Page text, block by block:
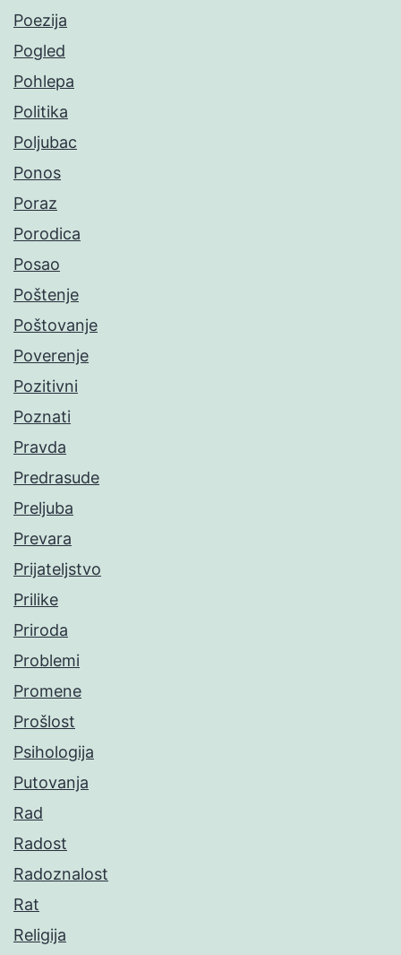
Poezija
Pogled
Pohlepa
Politika
Poljubac
Ponos
Poraz
Porodica
Posao
Poštenje
Poštovanje
Poverenje
Pozitivni
Poznati
Pravda
Predrasude
Preljuba
Prevara
Prijateljstvo
Prilike
Priroda
Problemi
Promene
Prošlost
Psihologija
Putovanja
Rad
Radost
Radoznalost
Rat
Religija